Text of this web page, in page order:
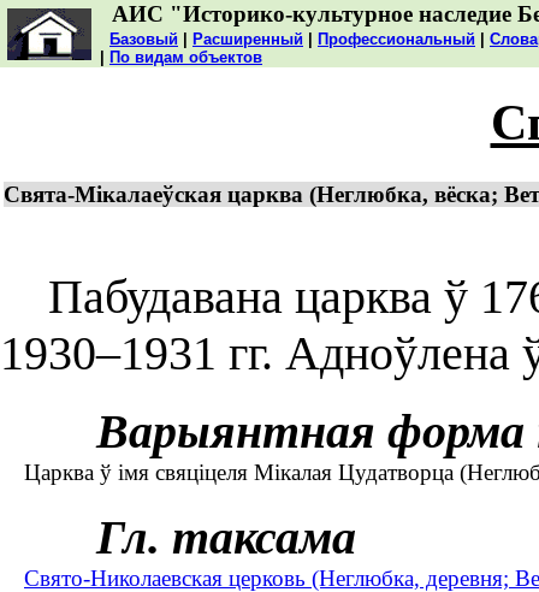
АИС "Историко-культурное наследие
Базовый Расширенный Профессиональный
По видам объектов
Свята-Мікалаеўская царква (Неглюбка, вёска;
Пабудавана царква ў
1930–1931 гг. Адноўлена
Варыянтная форма
Царква ў імя свяціцеля Мікалая Цудатворца
Гл. таксама
Свято-Николаевская церковь (Неглюбка, деревня;